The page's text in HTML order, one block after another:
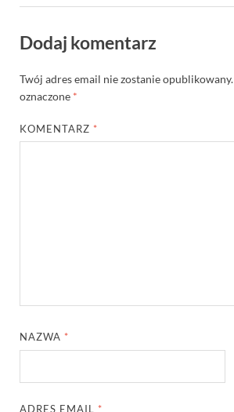
Dodaj komentarz
Twój adres email nie zostanie opublikowany.
oznaczone *
KOMENTARZ *
NAZWA *
ADRES EMAIL *